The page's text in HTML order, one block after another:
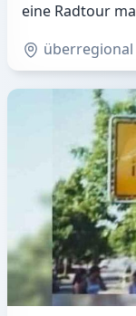
eine Radtour
überregional